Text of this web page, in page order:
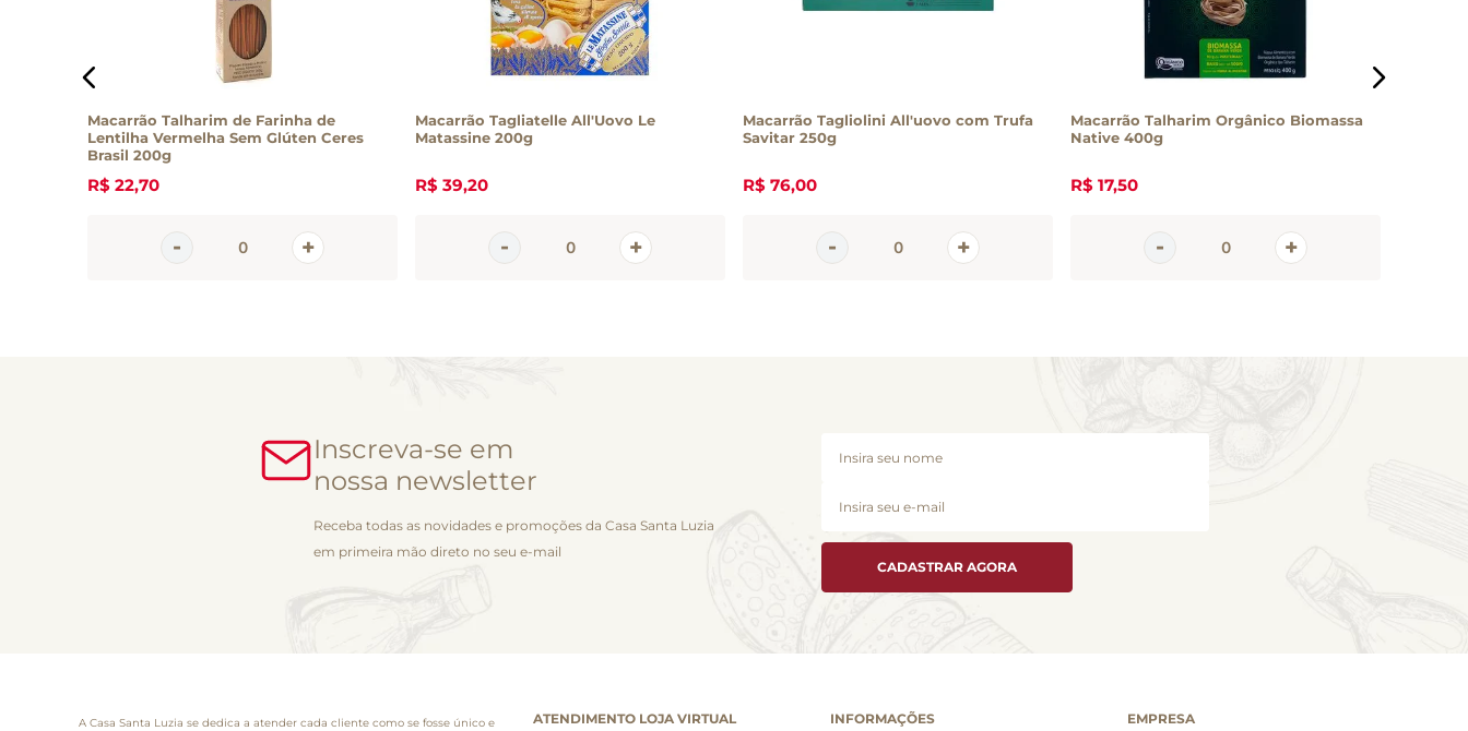
Macarrão Talharim de Farinha de
Lentilha Vermelha Sem Glúten Ceres
Brasil 200g
R$ 22,70
Macarrão Tagliatelle All'Uovo Le
Matassine 200g
R$ 39,20
Macarrão Tagliolini All'uovo com Trufa
Savitar 250g
R$ 76,00
Macarrão Talharim Orgânico Biomassa
Native 400g
R$ 17,50
Inscreva-se em
nossa newsletter
Receba todas as novidades e promoções da Casa Santa Luzia
em primeira mão direto no seu e-mail
CADASTRAR AGORA
A Casa Santa Luzia se dedica a atender cada cliente como se fosse único e
ATENDIMENTO LOJA VIRTUAL
INFORMAÇÕES EMPRESA